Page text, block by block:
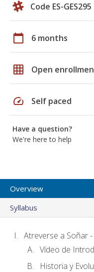
Code ES-GES295
calendar_today 6 months
grid_on Open
speed Self paced
Have a question?
We're here to help
Overview
Syllabus
Atreverse a Soñar
Vídeo de
Historia y